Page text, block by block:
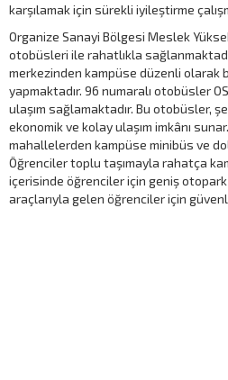
karşılamak için sürekli iyileştirme
Organize Sanayi Bölgesi Meslek
otobüsleri ile rahatlıkla
merkezinden kampüse düzenli
yapmaktadır. 96 numaralı otobüsler
ulaşım sağlamaktadır. Bu otobüsler,
ekonomik ve kolay ulaşım imkânı
mahallelerden kampüse minibüs ve
Öğrenciler toplu taşımayla rahatça
içerisinde öğrenciler için geniş otopark
araçlarıyla gelen öğrenciler için